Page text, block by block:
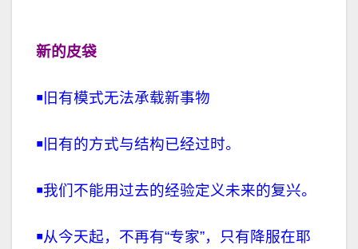
新的皮袋
￭旧有模式无法承载新事物
￭旧有的方式与结构已经过时。
￭我们不能用过去的经验定义未来的复兴。
￭从今天起，不再有“专家”，只有降服在耶